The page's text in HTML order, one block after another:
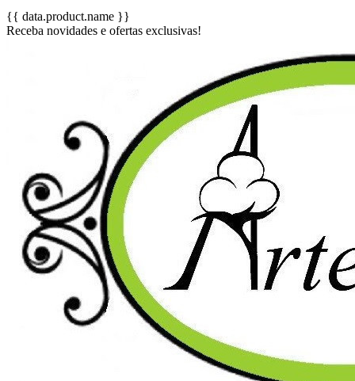
{{ data.product.name }}
Receba novidades e ofertas exclusivas!